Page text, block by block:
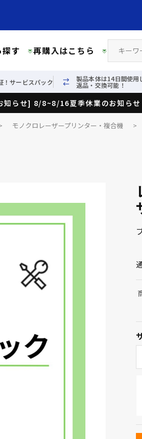
す 再購入はこちら
！サービスパック 製品本体は14日間使用
返品・交換可能！
知らせ] 8/8~8/16夏季休業のお知らせ
モノクロレーザープリンター・複合機 >